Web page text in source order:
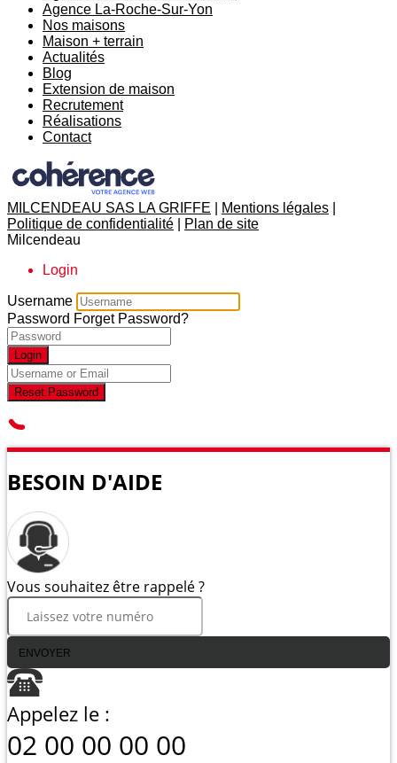
Agence La-Roche-Sur-Yon
Nos maisons
Maison + terrain
Actualités
Blog
Extension de maison
Recrutement
Réalisations
Contact
MILCENDEAU SAS LA GRIFFE Mentions légales
Politique de confidentialité
Plan de site
Milcendeau
Login
Username
Password Forget Password?
Login
Reset Password
BESOIN D'AIDE
Vous souhaitez être rappelé ?
ENVOYER
Appelez le :
02 00 00 00 00